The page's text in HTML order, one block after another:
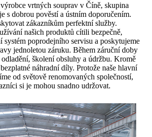
vrtných souprav v Číně, skupina
s dobrou pověstí a ústním doporučením.
zákazníkům perfektní služby.
našich produktů cítili bezpečně,
systém poprodejního servisu a poskytujeme
jednoletou záruku. Během záruční doby
školení obsluhy a údržbu. Kromě
náhradní díly. Protože naše hlavní
od světově renomovaných společností,
si je mohou snadno udržovat.